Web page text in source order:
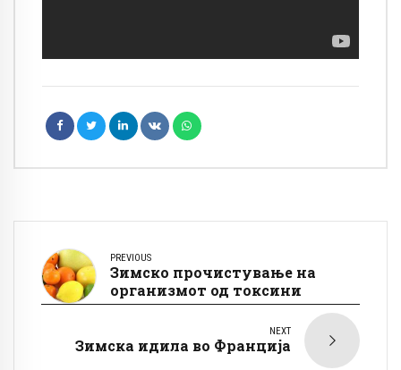
PREVIOUS
Зимско прочистување на
организмот од токсини
NEXT
Зимска идила во Франција